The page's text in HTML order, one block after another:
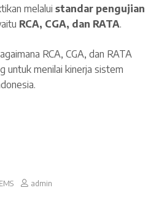
melalui standar pengujian
RCA, CGA, dan RATA.
RCA, CGA, dan RATA
untuk menilai kinerja sistem
admin